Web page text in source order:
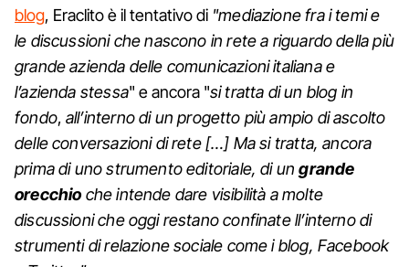
blog, Eraclito è il tentativo di "mediazione fra i temi e
le discussioni che nascono in rete a riguardo della più
grande azienda delle comunicazioni italiana e
l’azienda stessa" e ancora "si tratta di un blog in
fondo, all’interno di un progetto più ampio di ascolto
delle conversazioni di rete […] Ma si tratta, ancora
prima di uno strumento editoriale, di ungrande
orecchio che intende dare visibilità a molte
discussioni che oggi restano confinate ll’interno di
strumenti di relazione sociale come i blog, Facebook